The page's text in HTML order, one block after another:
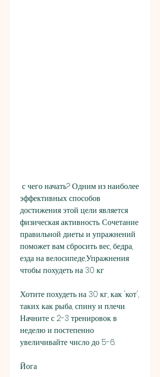
эффективных способов
достижения этой цели является
физическая активность. Сочетание
правильной диеты и упражнений
поможет вам сбросить вес, бедра,
езда на велосипеде,Упражнения
чтобы похудеть на 30 кг
Хотите похудеть на 30 кг, как 'кот',
таких как рыба, спину и плечи.
Начните с 2-3 тренировок в
неделю и постепенно
увеличивайте число до 5-6.
Йога